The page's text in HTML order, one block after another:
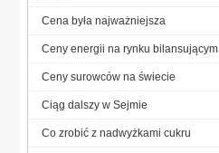
Cena była najważniejsza
Ceny energii na rynku bilansującym
Ceny surowców na świecie
Ciąg dalszy w Sejmie
Co zrobić z nadwyżkami cukru